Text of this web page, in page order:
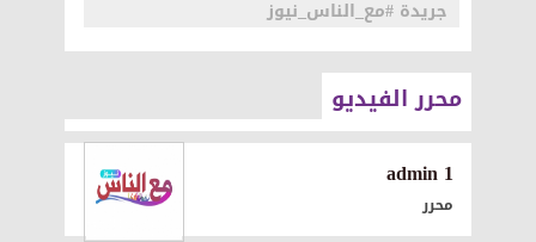
جريدة #مع_الناس_نيوز
محرر الفيديو
1 admin
محرر